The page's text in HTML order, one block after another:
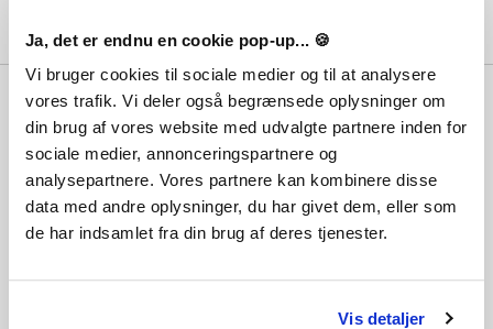
Ja, det er endnu en cookie pop-up... 🍪
Vi bruger cookies til sociale medier og til at analysere
vores trafik. Vi deler også begrænsede oplysninger om
din brug af vores website med udvalgte partnere inden for
sociale medier, annonceringspartnere og
analysepartnere. Vores partnere kan kombinere disse
data med andre oplysninger, du har givet dem, eller som
de har indsamlet fra din brug af deres tjenester.
Vis detaljer
Hvorfor Playgames?
Med 100.000 vis af tilfredse kunder,
de stærkeste priser, den bedste service
og ikke mindst lynhurtig levering,
kan du også være med til at få dit spil
leveret digitalt indenfor få minutter!